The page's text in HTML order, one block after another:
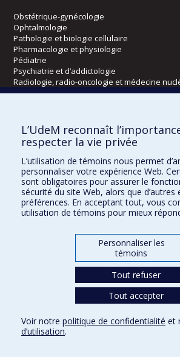
Obstétrique-gynécologie
Ophtalmologie
Pathologie et biologie cellulaire
Pharmacologie et physiologie
Pédiatrie
Psychiatrie et d’addictologie
Radiologie, radio-oncologie et médecine
Écoles
Kinésiologie et des sciences de l’activité
Orthophonie et audiologie
Réadaptation
Directions
DPC
CPASS
L’UdeM reconnaît
respecter la vie privée
L’utilisation de témoins nous permet
personnaliser votre expérience Web.
sont obligatoires pour assurer le
sécurité du site Web, alors que d’autres
préférences. En acceptant tout, vous
utilisation de témoins pour mieux
Personnaliser les
témoins
Tout refuser
Tout accepter
Voir notre politique de confidentialité et
d’utilisation.